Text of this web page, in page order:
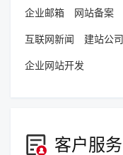
企业邮箱 网站备案
互联网新闻 建站公司
企业网站开发
客户服务